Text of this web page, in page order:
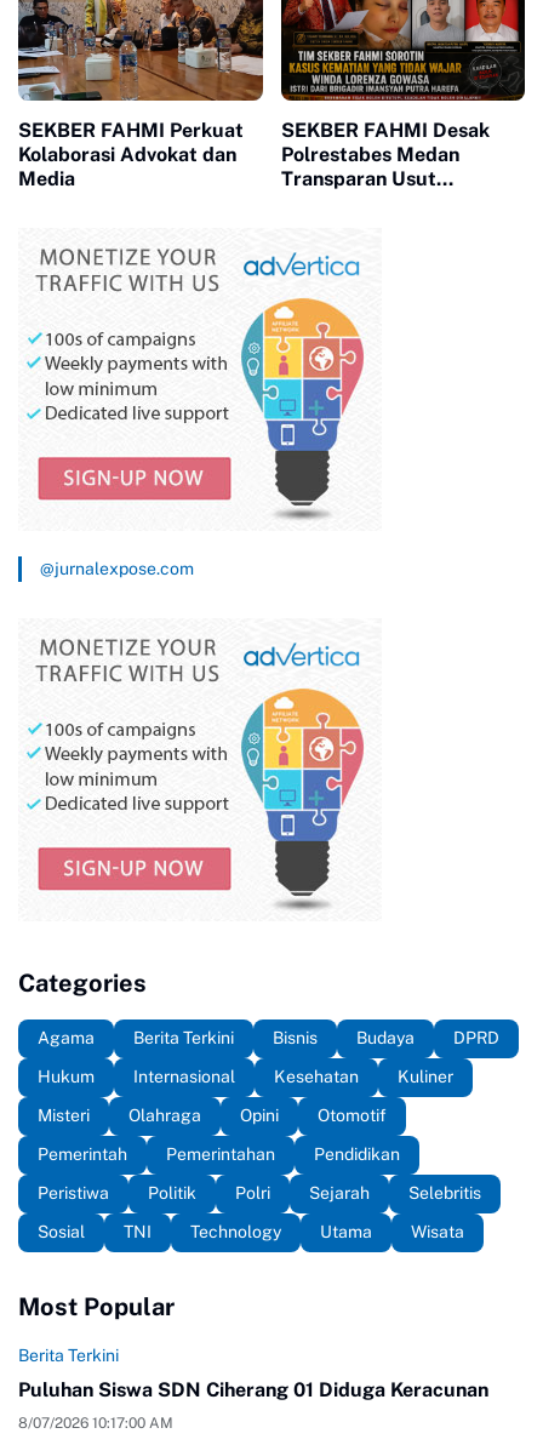
SEKBER FAHMI Perkuat
Kolaborasi Advokat dan
Media
SEKBER FAHMI Desak
Polrestabes Medan
Transparan Usut
@jurnalexpose.com
Categories
Agama Berita Terkini Bisnis Budaya
DPRD
Hukum
Internasional Kesehatan
Kuliner
Misteri
Olahraga Opini
Otomotif
Pemerintah
Pemerintahan
Pendidikan
Peristiwa
Politik Polri Sejarah
Selebritis
Sosial
TNI Technology Utama Wisata
Most Popular
Berita Terkini
Puluhan Siswa SDN Ciherang 01 Diduga Keracunan
8/07/2026 10:17:00 AM